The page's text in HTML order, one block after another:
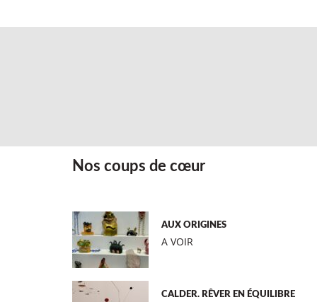
Nos coups de cœur
AUX ORIGINES
A VOIR
CALDER. RÊVER EN ÉQUILIBRE